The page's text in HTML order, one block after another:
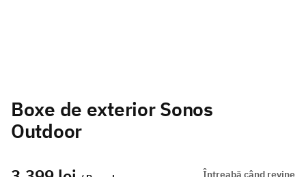
Boxe de exterior Sonos
Outdoor
Întreabă când revine